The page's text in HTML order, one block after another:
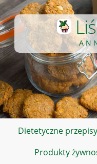
Dietetyczne przepisy
Produkty